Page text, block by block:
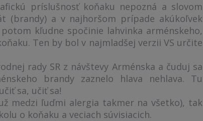
príslušnosť koňaku nepozná a slovom
(brandy) a v najhoršom prípade akúkoľvek
kľudne spočinie lahvinka arménskeho,
Ten by bol v najmladšej verzii VS určite
rady SR z návštevy Arménska a čuduj sa
brandy zaznelo hlava nehlava. Tu
sa, učiť sa!
medzi ľuďmi alergia takmer na všetko), tak
o koňaku a veciach súvisiacich.